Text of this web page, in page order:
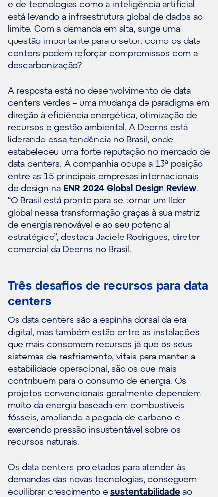
e de tecnologias como a inteligência artificial
está levando a infraestrutura global de dados ao
limite. Com a demanda em alta, surge uma
questão importante para o setor: como os data
centers podem reforçar compromissos com a
descarbonização?
A resposta está no desenvolvimento de data
centers verdes – uma mudança de paradigma em
direção à eficiência energética, otimização de
recursos e gestão ambiental. A Deerns está
liderando essa tendência no Brasil, onde
estabeleceu uma forte reputação no mercado de
data centers. A companhia ocupa a 13ª posição
entre as 15 principais empresas internacionais
de design na ENR 2024 Global Design Review.
“O Brasil está pronto para se tornar um líder
global nessa transformação graças à sua matriz
de energia renovável e ao seu potencial
estratégico”, destaca Jaciele Rodrigues, diretor
comercial da Deerns no Brasil.
Três desafios de recursos para data
centers
Os data centers são a espinha dorsal da era
digital, mas também estão entre as instalações
que mais consomem recursos já que os seus
sistemas de resfriamento, vitais para manter a
estabilidade operacional, são os que mais
contribuem para o consumo de energia. Os
projetos convencionais geralmente dependem
muito da energia baseada em combustíveis
fósseis, ampliando a pegada de carbono e
exercendo pressão insustentável sobre os
recursos naturais.
Os data centers projetados para atender às
demandas das novas tecnologias, conseguem
equilibrar crescimento e sustentabilidade ao